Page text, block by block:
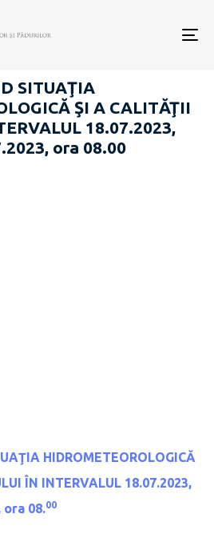
MEDIULUI
SITUAŢIA
ŞI A CALITĂŢII
18.07.2023,
ora 08.00
HIDROMETEOROLOGICĂ
ÎN INTERVALUL 18.07.2023,
ora 08.00